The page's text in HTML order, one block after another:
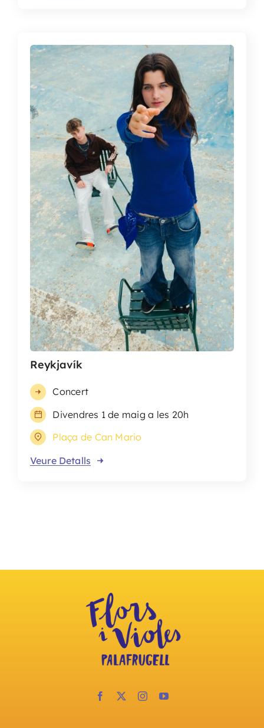
Reykjavík
Concert
Divendres 1 de maig a les 20h
Plaça de Can Mario
Veure Detalls